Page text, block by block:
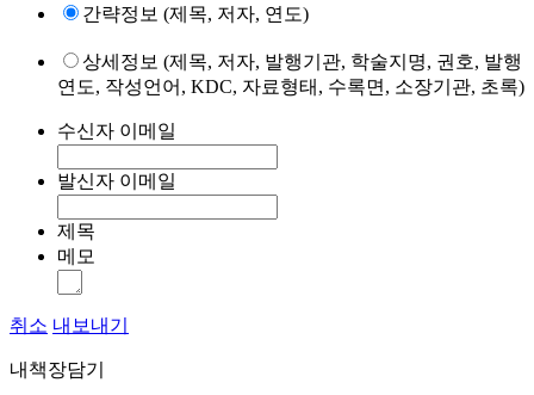
간략정보 (제목, 저자, 연도)
상세정보 (제목, 저자, 발행기관, 학술지명, 권호, 발행
연도, 작성언어, KDC, 자료형태, 수록면, 소장기관, 초록)
수신자 이메일
발신자 이메일
제목
메모
취소 내보내기
내책장담기